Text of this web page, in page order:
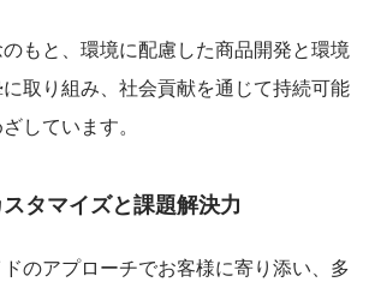
もと、環境に配慮した商品開発と環境
取り組み、社会貢献を通じて持続可能
しています。
タマイズと課題解決力
のアプローチでお客様に寄り添い、多